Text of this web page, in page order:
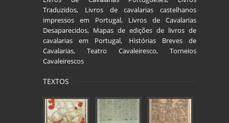
Traduzidos, Livros de cavalarias castelhanos
impressos em Portugal, Livros de Cavalarias
Desaparecidos, Mapas de edições de livros de
cavalarias em Portugal, Histórias Breves de
Cavalarias, Teatro Cavaleiresco, Torneios
Cavaleirescos
TEXTOS